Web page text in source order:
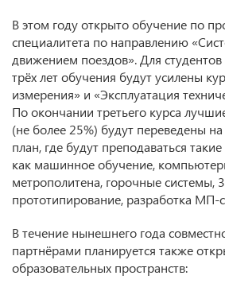
В этом году открыто обучение по
специалитета по направлению
движением поездов». Для
трёх лет обучения будут усилены
измерения» и «Эксплуатация
По окончании третьего курса
(не более 25%) будут переведены
план, где будут преподаваться
как машинное обучение,
метрополитена, горочные системы,
прототипирование, разработка МП-
В течение нынешнего года
партнёрами планируется также
образовательных пространств: